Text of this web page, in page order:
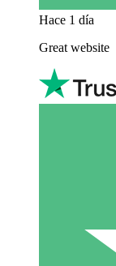
Hace 1 día
Great website